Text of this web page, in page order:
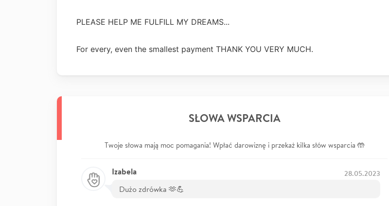
PLEASE HELP ME FULFILL MY DREAMS...
For every, even the smallest payment THANK YOU VERY MUCH.
SŁOWA WSPARCIA
Twoje słowa mają moc pomagania! Wpłać darowiznę i przekaż kilka słów wsparcia 🤲
Izabela 28.05.2023
Dużo zdrówka 🫶💪